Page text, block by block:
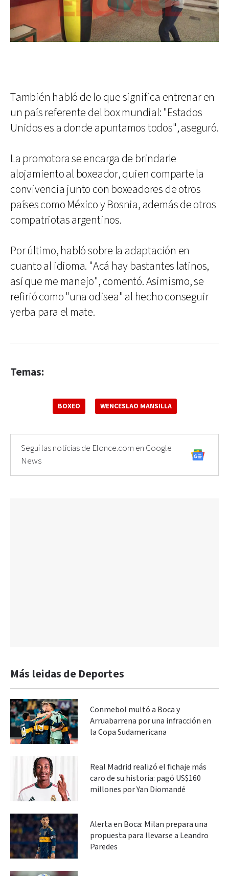
También habló de lo que significa entrenar en
un país referente del box mundial: "Estados
Unidos es a donde apuntamos todos", aseguró.
La promotora se encarga de brindarle
alojamiento al boxeador, quien comparte la
convivencia junto con boxeadores de otros
países como México y Bosnia, además de otros
compatriotas argentinos.
Por último, habló sobre la adaptación en
cuanto al idioma. "Acá hay bastantes latinos,
así que me manejo", comentó. Asimismo, se
refirió como "una odisea" al hecho conseguir
yerba para el mate.
Temas:
BOXEO WENCESLAO MANSILLA
Seguí las noticias de Elonce.com en Google
News
Más leidas de Deportes
Conmebol multó a Boca y
Arruabarrena por una infracción en
la Copa Sudamericana
Real Madrid realizó el fichaje más
caro de su historia: pagó US$160
millones por Yan Diomandé
Alerta en Boca: Milan prepara una
propuesta para llevarse a Leandro
Paredes